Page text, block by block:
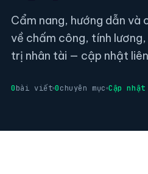
Cẩm nang, hướng dẫn và
về chấm công, tính
trị nhân tài — cập nhật
0bài viết 0chuyên mục Cập